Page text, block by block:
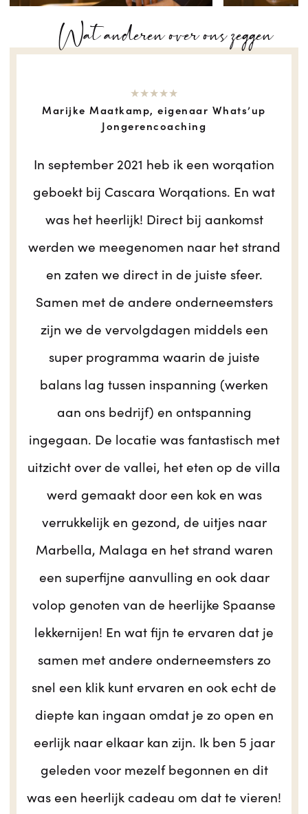
Wat anderen over ons zeggen
Marijke Maatkamp, eigenaar Whats’up
Jongerencoaching
★★★★★
In september 2021 heb ik een worqation
geboekt bij Cascara Worqations. En wat
was het heerlijk! Direct bij aankomst
werden we meegenomen naar het strand
en zaten we direct in de juiste sfeer.
Samen met de andere onderneemsters
zijn we de vervolgdagen middels een
super programma waarin de juiste
balans lag tussen inspanning (werken
aan ons bedrijf) en ontspanning
ingegaan. De locatie was fantastisch met
uitzicht over de vallei, het eten op de villa
werd gemaakt door een kok en was
verrukkelijk en gezond, de uitjes naar
Marbella, Malaga en het strand waren
een superfijne aanvulling en ook daar
volop genoten van de heerlijke Spaanse
lekkernijen! En wat fijn te ervaren dat je
samen met andere onderneemsters zo
snel een klik kunt ervaren en ook echt de
diepte kan ingaan omdat je zo open en
eerlijk naar elkaar kan zijn. Ik ben 5 jaar
geleden voor mezelf begonnen en dit
was een heerlijk cadeau om dat te vieren!